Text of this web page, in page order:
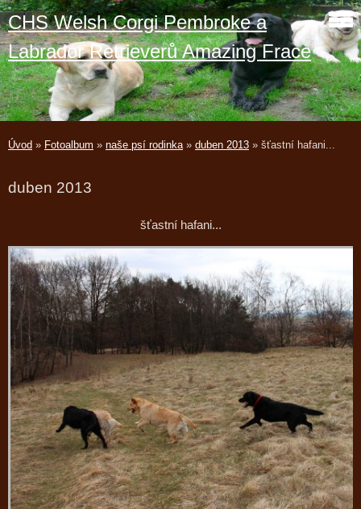
CHS Welsh Corgi Pembroke a
Labrador Retrieverů Amazing Frace
Úvod » Fotoalbum » naše psí rodinka» duben 2013 » šťastní hafani...
duben 2013
šťastní hafani...